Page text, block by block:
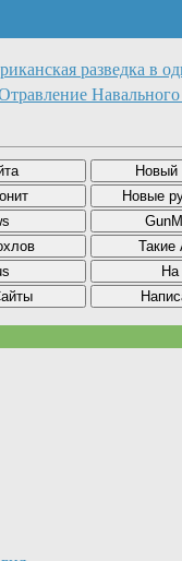
разведка в